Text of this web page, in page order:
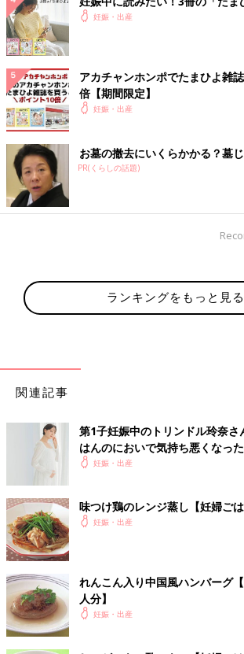
妊娠・出産
アカチャンホンポでたまひよ雑
倍【期間限定】
妊娠・出産
お墓の撤去にいくらかかる？墓
PR(くらしの話題)
ランキングをもっと見る
関連記事
第1子妊娠中のトリンドル玲奈さ
はんのにおいで気持ち悪くなっ
のYouTubeから学んだ夫がつわ
妊娠・出産
味つけ鶏のレンジ蒸し【妊婦ご
妊娠・出産
れんこん入り中国風ハンバーグ
人分】
妊娠・出産